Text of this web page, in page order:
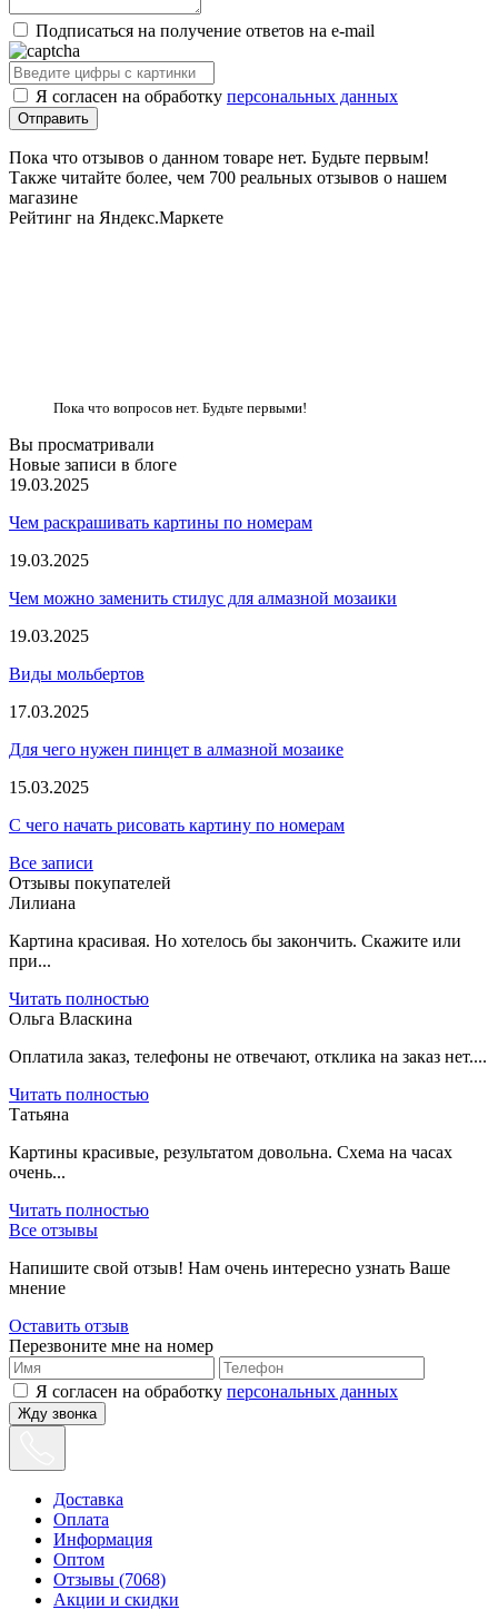
Подписаться на получение ответов на e-mail
Я согласен на обработку персональных данных
Пока что отзывов о данном товаре нет. Будьте первым!
Также читайте более, чем 700 реальных отзывов о нашем
магазине
Рейтинг на Яндекс.Маркете
Пока что вопросов нет. Будьте первыми!
Вы просматривали
Новые записи в блоге
19.03.2025
Чем раскрашивать картины по номерам
19.03.2025
Чем можно заменить стилус для алмазной мозаики
19.03.2025
Виды мольбертов
17.03.2025
Для чего нужен пинцет в алмазной мозаике
15.03.2025
С чего начать рисовать картину по номерам
Все записи
Отзывы покупателей
Лилиана
Картина красивая. Но хотелось бы закончить. Скажите или
при...
Читать полностью
Ольга Власкина
Оплатила заказ, телефоны не отвечают, отклика на заказ нет....
Читать полностью
Татьяна
Картины красивые, результатом довольна. Схема на часах
очень...
Читать полностью
Все отзывы
Напишите свой отзыв! Нам очень интересно узнать Ваше
мнение
Оставить отзыв
Перезвоните мне на номер
Я согласен на обработку персональных данных
Жду звонка
Доставка
Оплата
Информация
Оптом
Отзывы (7068)
Акции и скидки